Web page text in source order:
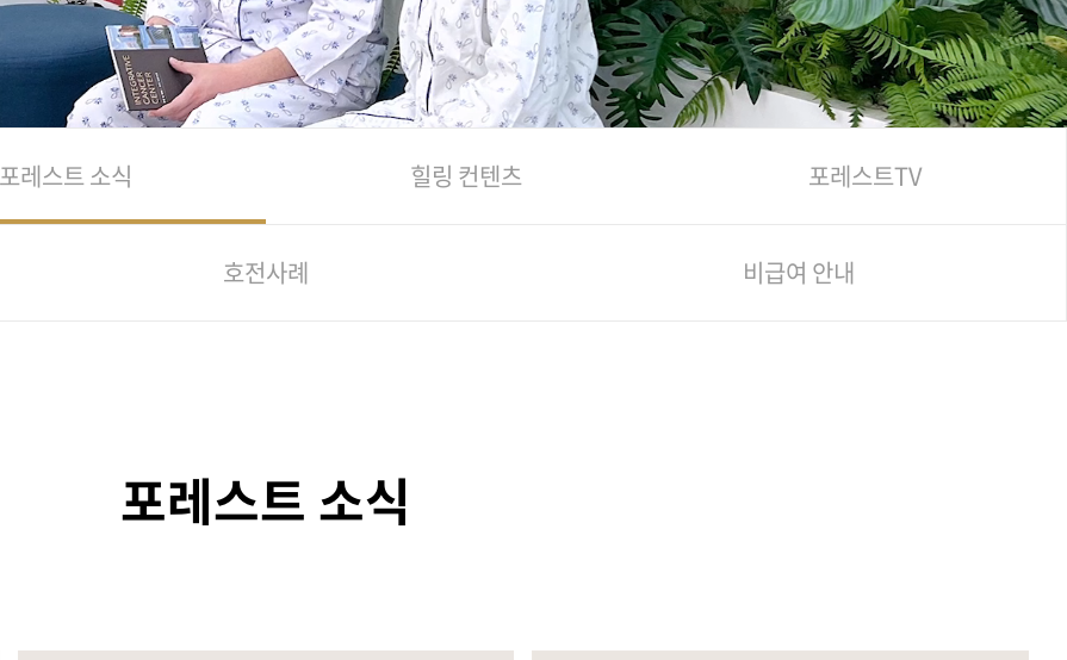
포레스트 소식 힐링 컨텐츠 포레스트TV
호전사례 비급여 안내
포레스트 소식